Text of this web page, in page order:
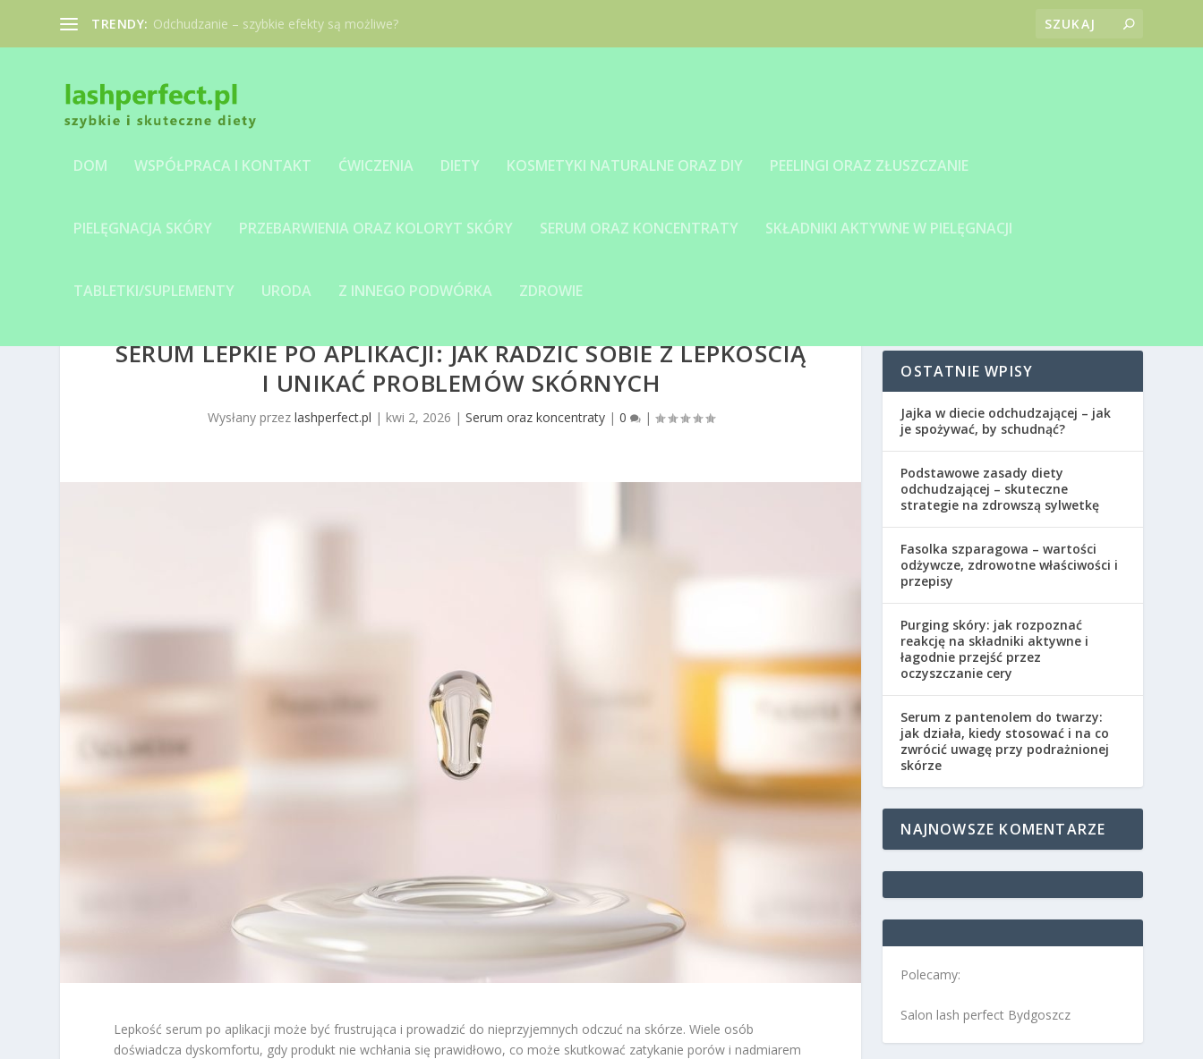
TRENDY: Odchudzanie – szybkie efekty są możliwe?
DOM WSPÓŁPRACA I KONTAKT ĆWICZENIA DIETY KOSMETYKI NATURALNE ORAZ DIY PEELINGI ORAZ ZŁUSZCZANIE
PIELĘGNACJA SKÓRY PRZEBARWIENIA ORAZ KOLORYT SKÓRY SERUM ORAZ KONCENTRATY SKŁADNIKI AKTYWNE W PIELĘGNACJI
TABLETKI/SUPLEMENTY URODA Z INNEGO PODWÓRKA ZDROWIE
SERUM LEPKIE PO APLIKACJI: JAK RADZIĆ SOBIE Z LEPKOŚCIĄ
I UNIKAĆ PROBLEMÓW SKÓRNYCH
Wysłany przez lashperfect.pl | kwi 2, 2026 | Serum oraz koncentraty| 0 |
Lepkość serum po aplikacji może być frustrująca i prowadzić do nieprzyjemnych odczuć na skórze. Wiele osób
doświadcza dyskomfortu, gdy produkt nie wchłania się prawidłowo, co może skutkować zatykanie porów i nadmiarem
OSTATNIE WPISY
Jajka w diecie odchudzającej – jak
je spożywać, by schudnąć?
Podstawowe zasady diety
odchudzającej – skuteczne
strategie na zdrowszą sylwetkę
Fasolka szparagowa – wartości
odżywcze, zdrowotne właściwości i
przepisy
Purging skóry: jak rozpoznać
reakcję na składniki aktywne i
łagodnie przejść przez
oczyszczanie cery
Serum z pantenolem do twarzy:
jak działa, kiedy stosować i na co
zwrócić uwagę przy podrażnionej
skórze
NAJNOWSZE KOMENTARZE
Polecamy:
Salon lash perfect Bydgoszcz